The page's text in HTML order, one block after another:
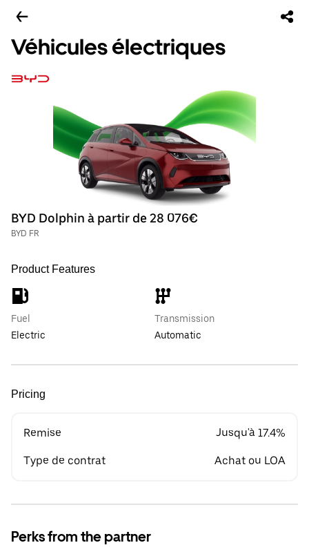
Véhicules électriques
BYD Dolphin à partir de 28 076€
BYD FR
Product Features
Fuel
Electric
Transmission
Automatic
Pricing
Remise Jusqu'à 17.4%
Type de contrat Achat ou LOA
Perks from the partner